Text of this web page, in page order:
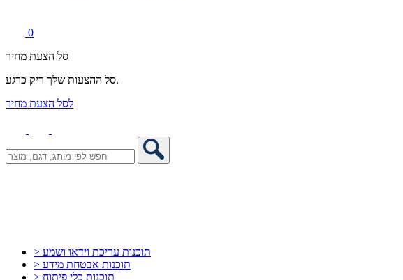
0
סל הצעת מחיר
סל ההצעות שלך ריק כרגע.
לסל הצעת מחיר
> תוכנות עריכת וידאו ושמע
> תוכנות אבטחת מידע
> תוכנות כלי פיתוח